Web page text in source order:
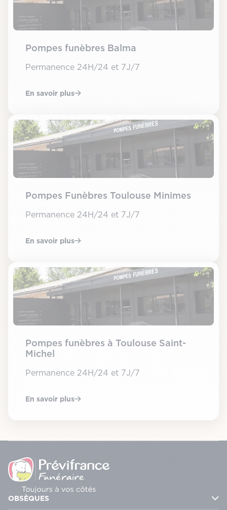
Pompes funèbres Balma
Permanence 24H/24 et 7J/7
En savoir plus
Pompes Funèbres Toulouse Minimes
Permanence 24H/24 et 7J/7
En savoir plus
Pompes funèbres à Toulouse Saint-
Michel
Permanence 24H/24 et 7J/7
En savoir plus
OBSÈQUES